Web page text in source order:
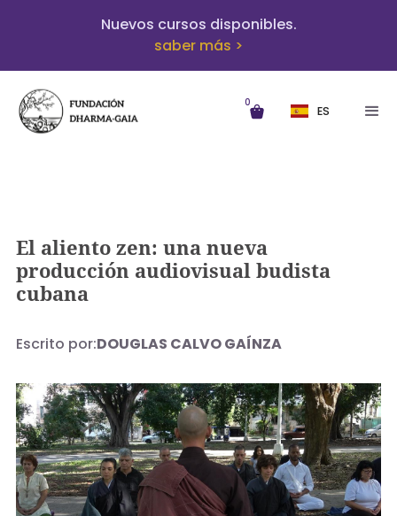
Nuevos cursos disponibles.
saber más >
0
ES
El aliento zen: una nueva
producción audiovisual budista
cubana
Escrito por:DOUGLAS CALVO GAÍNZA